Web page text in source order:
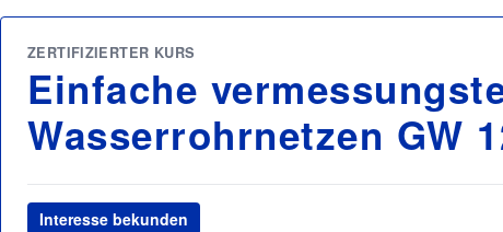
ZERTIFIZIERTER KURS
Einfache
Wasserrohrnetzen GW
Interesse bekunden